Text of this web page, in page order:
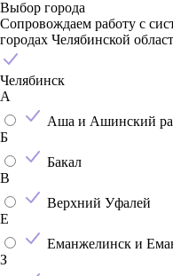
Выбор города
Сопровождаем работу с
городах Челябинской
Челябинск
А
Аша и Ашинский
Б
Бакал
В
Верхний Уфалей
Е
Еманжелинск и
З